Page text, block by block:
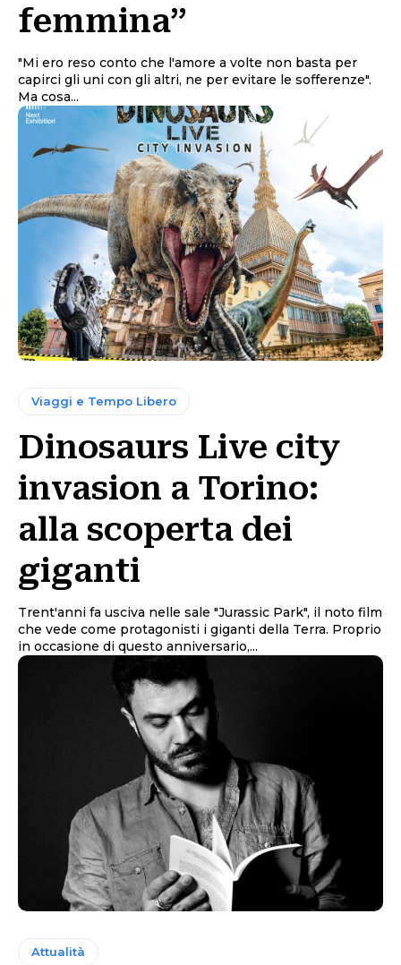
femmina”
"Mi ero reso conto che l'amore a volte non basta per
capirci gli uni con gli altri, ne per evitare le sofferenze".
Ma cosa...
Viaggi e Tempo Libero
Dinosaurs Live city
invasion a Torino:
alla scoperta dei
giganti
Trent'anni fa usciva nelle sale "Jurassic Park", il noto film
che vede come protagonisti i giganti della Terra. Proprio
in occasione di questo anniversario,...
Attualità